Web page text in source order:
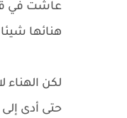
عاشت في
هنائها
لكن
حتى أدى